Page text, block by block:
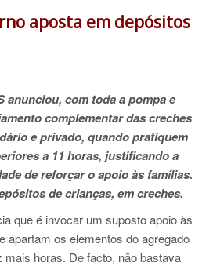
aposta em depósitos
anunciou, com toda a pompa e
complementar das creches
e privado, quando pratiquem
a 11 horas, justificando a
de reforçar o apoio às famílias.
de crianças, em creches.
que é invocar um suposto apoio às
apartam os elementos do agregado
mais horas. De facto, não bastava